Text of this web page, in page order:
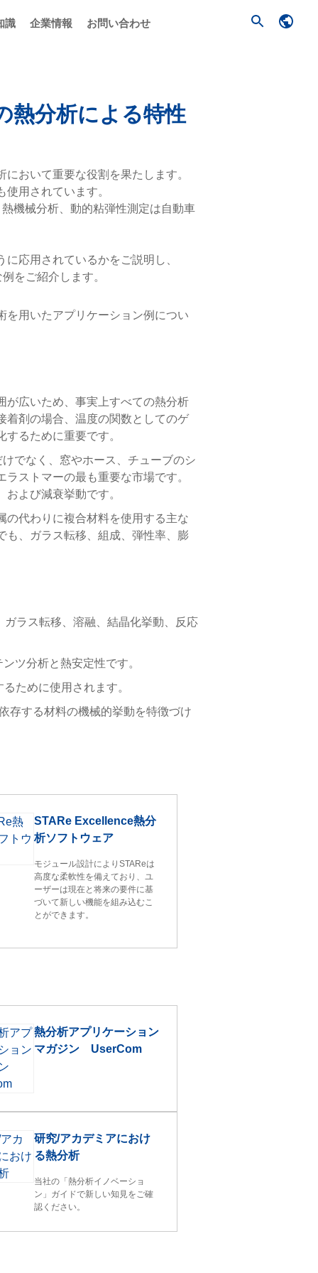
識 企業情報 お問い合わせ
熱分析による特性
おいて重要な役割を果たします。
用されています。
機械分析、動的粘弾性測定は自動車
応用されているかをご説明し、
をご紹介します。
を用いたアプリケーション例につい
が広いため、事実上すべての熱分析
着剤の場合、温度の関数としてのゲ
るために重要です。
でなく、窓やホース、チューブのシ
ストマーの最も重要な市場です。
よび減衰挙動です。
の代わりに複合材料を使用する主な
も、ガラス転移、組成、弾性率、膨
ラス転移、溶融、結晶化挙動、反応
ツ分析と熱安定性です。
ために使用されます。
存する材料の機械的挙動を特徴づけ
STARe Excellence熱分
析ソフトウェア
モジュール設計によりSTAReは
高度な柔軟性を備えており、ユ
ーザーは現在と将来の要件に基
づいて新しい機能を組み込むこ
とができます。
熱分析アプリケーション
マガジン UserCom
研究/アカデミアにおけ
る熱分析
当社の「熱分析イノベーショ
ン」ガイドで新しい知見をご確
認ください。